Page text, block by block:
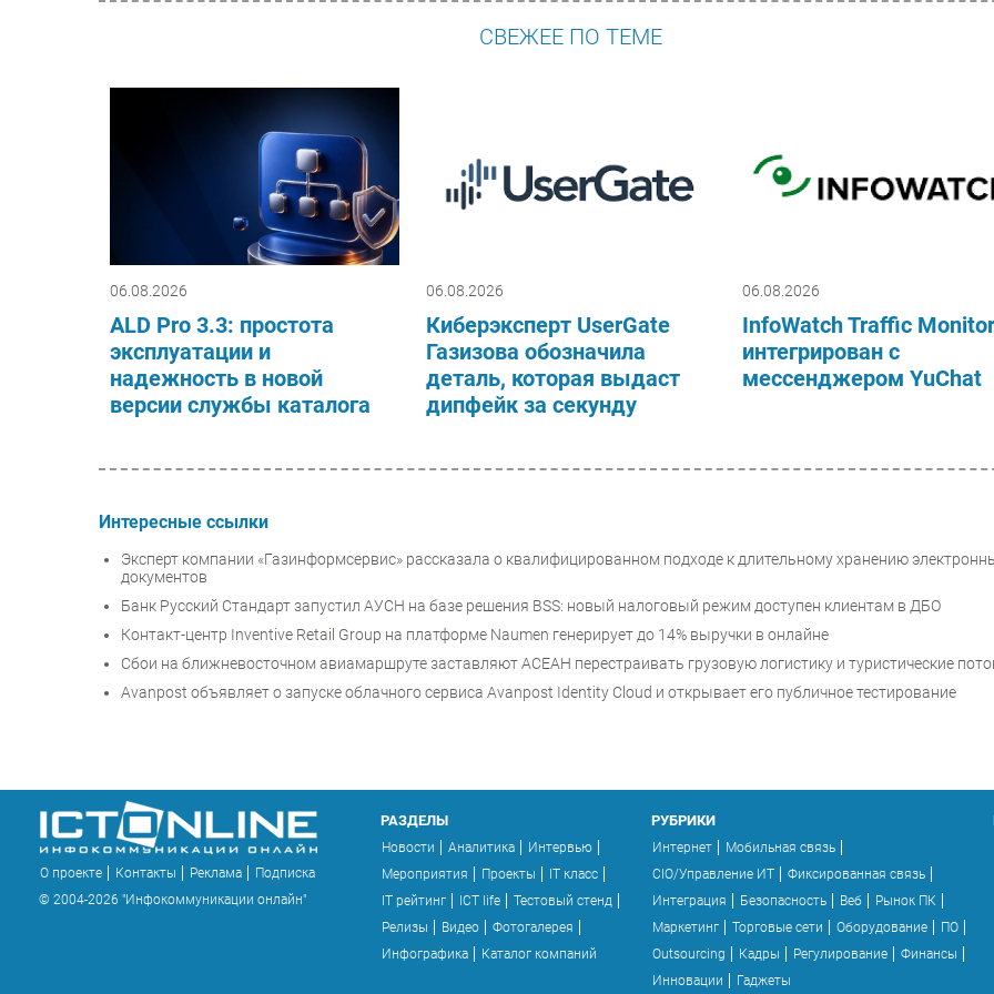
СВЕЖЕЕ ПО ТЕМЕ
06.08.2026
ALD Pro 3.3: простота
эксплуатации и
надежность в новой
версии службы каталога
06.08.2026
Киберэксперт UserGate
Газизова обозначила
деталь, которая выдаст
дипфейк за секунду
06.08.2026
InfoWatch Traffic
интегрирован с
мессенджером YuChat
Интересные ссылки
Эксперт компании «Газинформсервис» рассказала о квалифицированном подходе к длительному хранению
документов
Банк Русский Стандарт запустил АУСН на базе решения BSS: новый налоговый режим доступен клиентам в ДБО
Контакт-центр Inventive Retail Group на платформе Naumen генерирует до 14% выручки в онлайне
Сбои на ближневосточном авиамаршруте заставляют АСЕАН перестраивать грузовую логистику и туристические
Avanpost объявляет о запуске облачного сервиса Avanpost Identity Cloud и открывает его публичное тестирование
О проекте Контакты Реклама
Подписка
© 2004-2026 "Инфокоммуникации онлайн"
РАЗДЕЛЫ
Новости Аналитика
Интервью
Мероприятия
Проекты
IT класс
IT рейтинг
ICT life
Тестовый стенд
Релизы
Видео
Фотогалерея
Инфографика
Каталог компаний
РУБРИКИ
Интернет
Мобильная связь
CIO/Управление ИТ
Фиксированная связь
Интеграция
Безопасность Веб
Рынок ПК
Маркетинг
Торговые сети Оборудование
ПО
Outsourcing
Кадры Регулирование
Финансы
Инновации
Гаджеты